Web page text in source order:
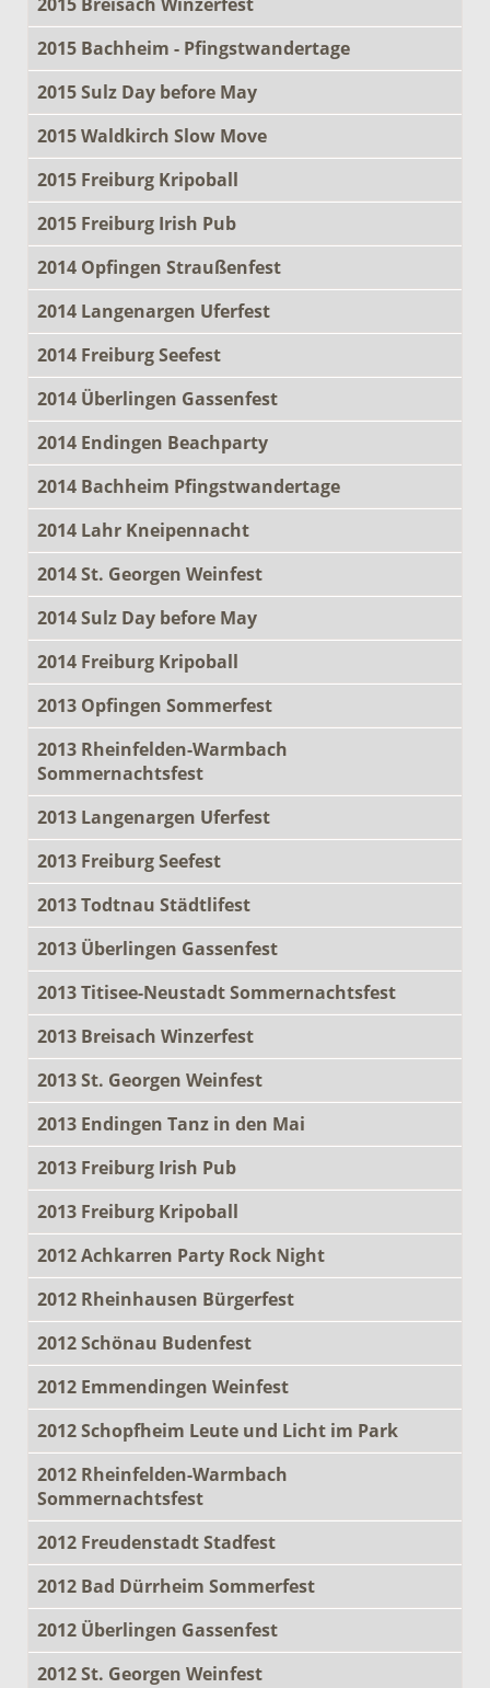
2015 Bachheim - Pfingstwandertage
2015 Sulz Day before May
2015 Waldkirch Slow Move
2015 Freiburg Kripoball
2015 Freiburg Irish Pub
2014 Opfingen Straußenfest
2014 Langenargen Uferfest
2014 Freiburg Seefest
2014 Überlingen Gassenfest
2014 Endingen Beachparty
2014 Bachheim Pfingstwandertage
2014 Lahr Kneipennacht
2014 St. Georgen Weinfest
2014 Sulz Day before May
2014 Freiburg Kripoball
2013 Opfingen Sommerfest
2013 Rheinfelden-Warmbach
Sommernachtsfest
2013 Langenargen Uferfest
2013 Freiburg Seefest
2013 Todtnau Städtlifest
2013 Überlingen Gassenfest
2013 Titisee-Neustadt Sommernachtsfest
2013 Breisach Winzerfest
2013 St. Georgen Weinfest
2013 Endingen Tanz in den Mai
2013 Freiburg Irish Pub
2013 Freiburg Kripoball
2012 Achkarren Party Rock Night
2012 Rheinhausen Bürgerfest
2012 Schönau Budenfest
2012 Emmendingen Weinfest
2012 Schopfheim Leute und Licht im Park
2012 Rheinfelden-Warmbach
Sommernachtsfest
2012 Freudenstadt Stadfest
2012 Bad Dürrheim Sommerfest
2012 Überlingen Gassenfest
2012 St. Georgen Weinfest